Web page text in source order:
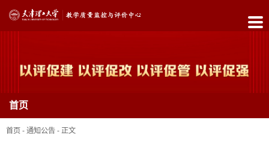
首
心
简
首页
首页 - 通知公告 - 正文